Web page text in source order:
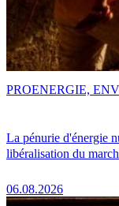
La pénurie d'énergie
libéralisation du
06.08.2026
PROENERGIE,